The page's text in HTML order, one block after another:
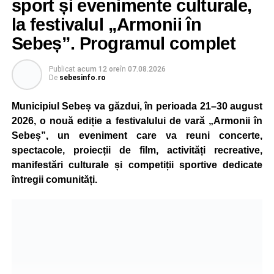
Atât conducătorul auto, cât și biciclistul au fost testați cu
aparatul etilotest, rezultatele fiind negative.
Polițiștii au deschis un dosar penal și continuă cercetările
pentru vătămare corporală din culpă, urmând să
stabilească toate împrejurările în care s-a produs
accidentul.
Adaugă-ne ca sursă preferată
sport și evenimente culturale,
la festivalul „Armonii în
Sebeș”. Programul complet
Publicat acum 12 oreîn 07.08.2026
De sebesinfo.ro
Municipiul Sebeș va găzdui, în perioada 21–30 august
2026, o nouă ediție a festivalului de vară „Armonii în
Sebeș”, un eveniment care va reuni concerte,
spectacole, proiecții de film, activități recreative,
manifestări culturale și competiții sportive dedicate
întregii comunități.